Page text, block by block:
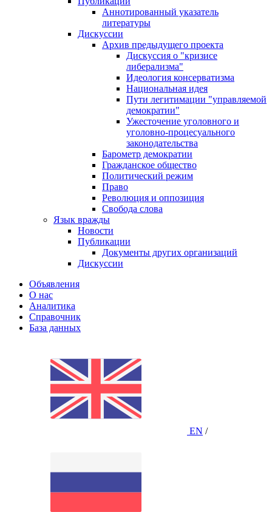
Аннотированный указатель
литературы
Дискуссии
Архив предыдущего проекта
Дискуссия о "кризисе
либерализма"
Идеология консерватизма
Национальная идея
Пути легитимации "управляемой
демократии"
Ужесточение уголовного и
уголовно-процесуального
законодательства
Барометр демократии
Гражданское общество
Политический режим
Право
Революция и оппозиция
Свобода слова
Язык вражды
Новости
Публикации
Документы других организаций
Дискуссии
Объявления
О нас
Аналитика
Справочник
База данных
EN /